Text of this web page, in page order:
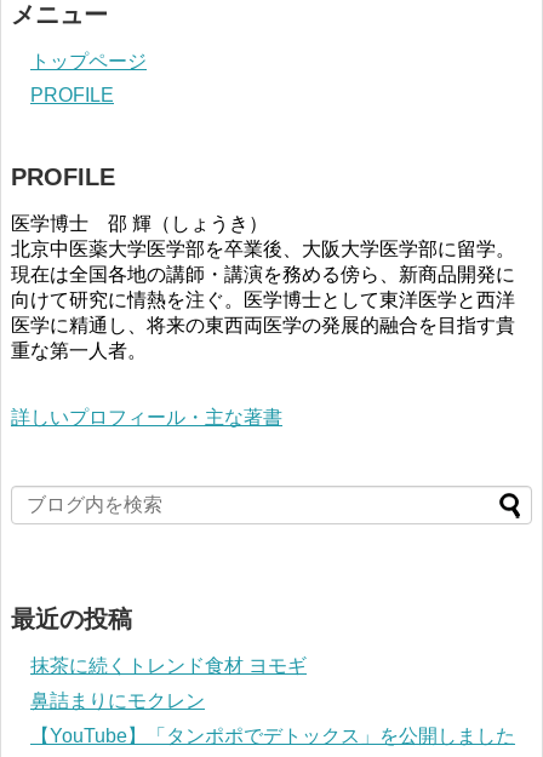
メニュー
トップページ
PROFILE
PROFILE
医学博士 邵 輝（しょうき）
北京中医薬大学医学部を卒業後、大阪大学医学部に留学。
現在は全国各地の講師・講演を務める傍ら、新商品開発に
向けて研究に情熱を注ぐ。医学博士として東洋医学と西洋
医学に精通し、将来の東西両医学の発展的融合を目指す貴
重な第一人者。
詳しいプロフィール・主な著書
最近の投稿
抹茶に続くトレンド食材 ヨモギ
鼻詰まりにモクレン
【YouTube】「タンポポでデトックス」を公開しました